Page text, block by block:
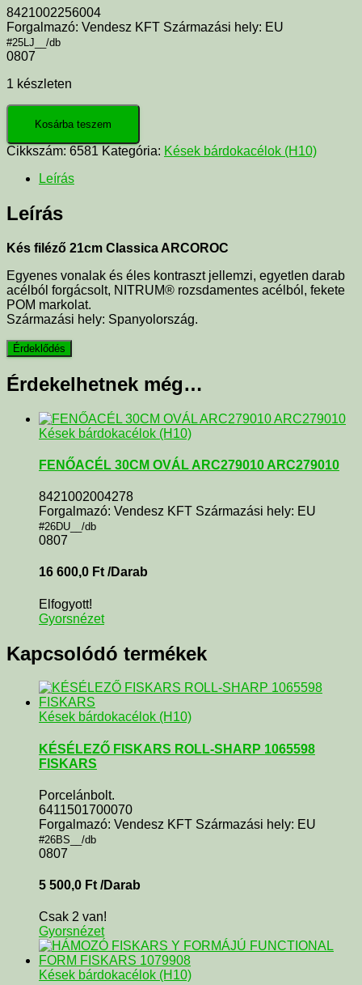
8421002256004
Forgalmazó: Vendesz KFT Származási hely: EU
#25LJ__/db
0807
1 készleten
Kosárba teszem
Cikkszám: 6581 Kategória: Kések bárdokacélok (H10)
Leírás
Leírás
Kés filéző 21cm Classica ARCOROC
Egyenes vonalak és éles kontraszt jellemzi, egyetlen darab
acélból forgácsolt, NITRUM® rozsdamentes acélból, fekete
POM markolat.
Származási hely: Spanyolország.
Érdekelhetnek még…
Kések bárdokacélok (H10)
FENŐACÉL 30CM OVÁL ARC279010 ARC279010
8421002004278
Forgalmazó: Vendesz KFT Származási hely: EU
#26DU__/db
0807
16 600,0 Ft /Darab
Elfogyott!
Gyorsnézet
Kapcsolódó termékek
Kések bárdokacélok (H10)
KÉSÉLEZŐ FISKARS ROLL-SHARP 1065598
FISKARS
Porcelánbolt.
6411501700070
Forgalmazó: Vendesz KFT Származási hely: EU
#26BS__/db
0807
5 500,0 Ft /Darab
Csak 2 van!
Gyorsnézet
Kések bárdokacélok (H10)